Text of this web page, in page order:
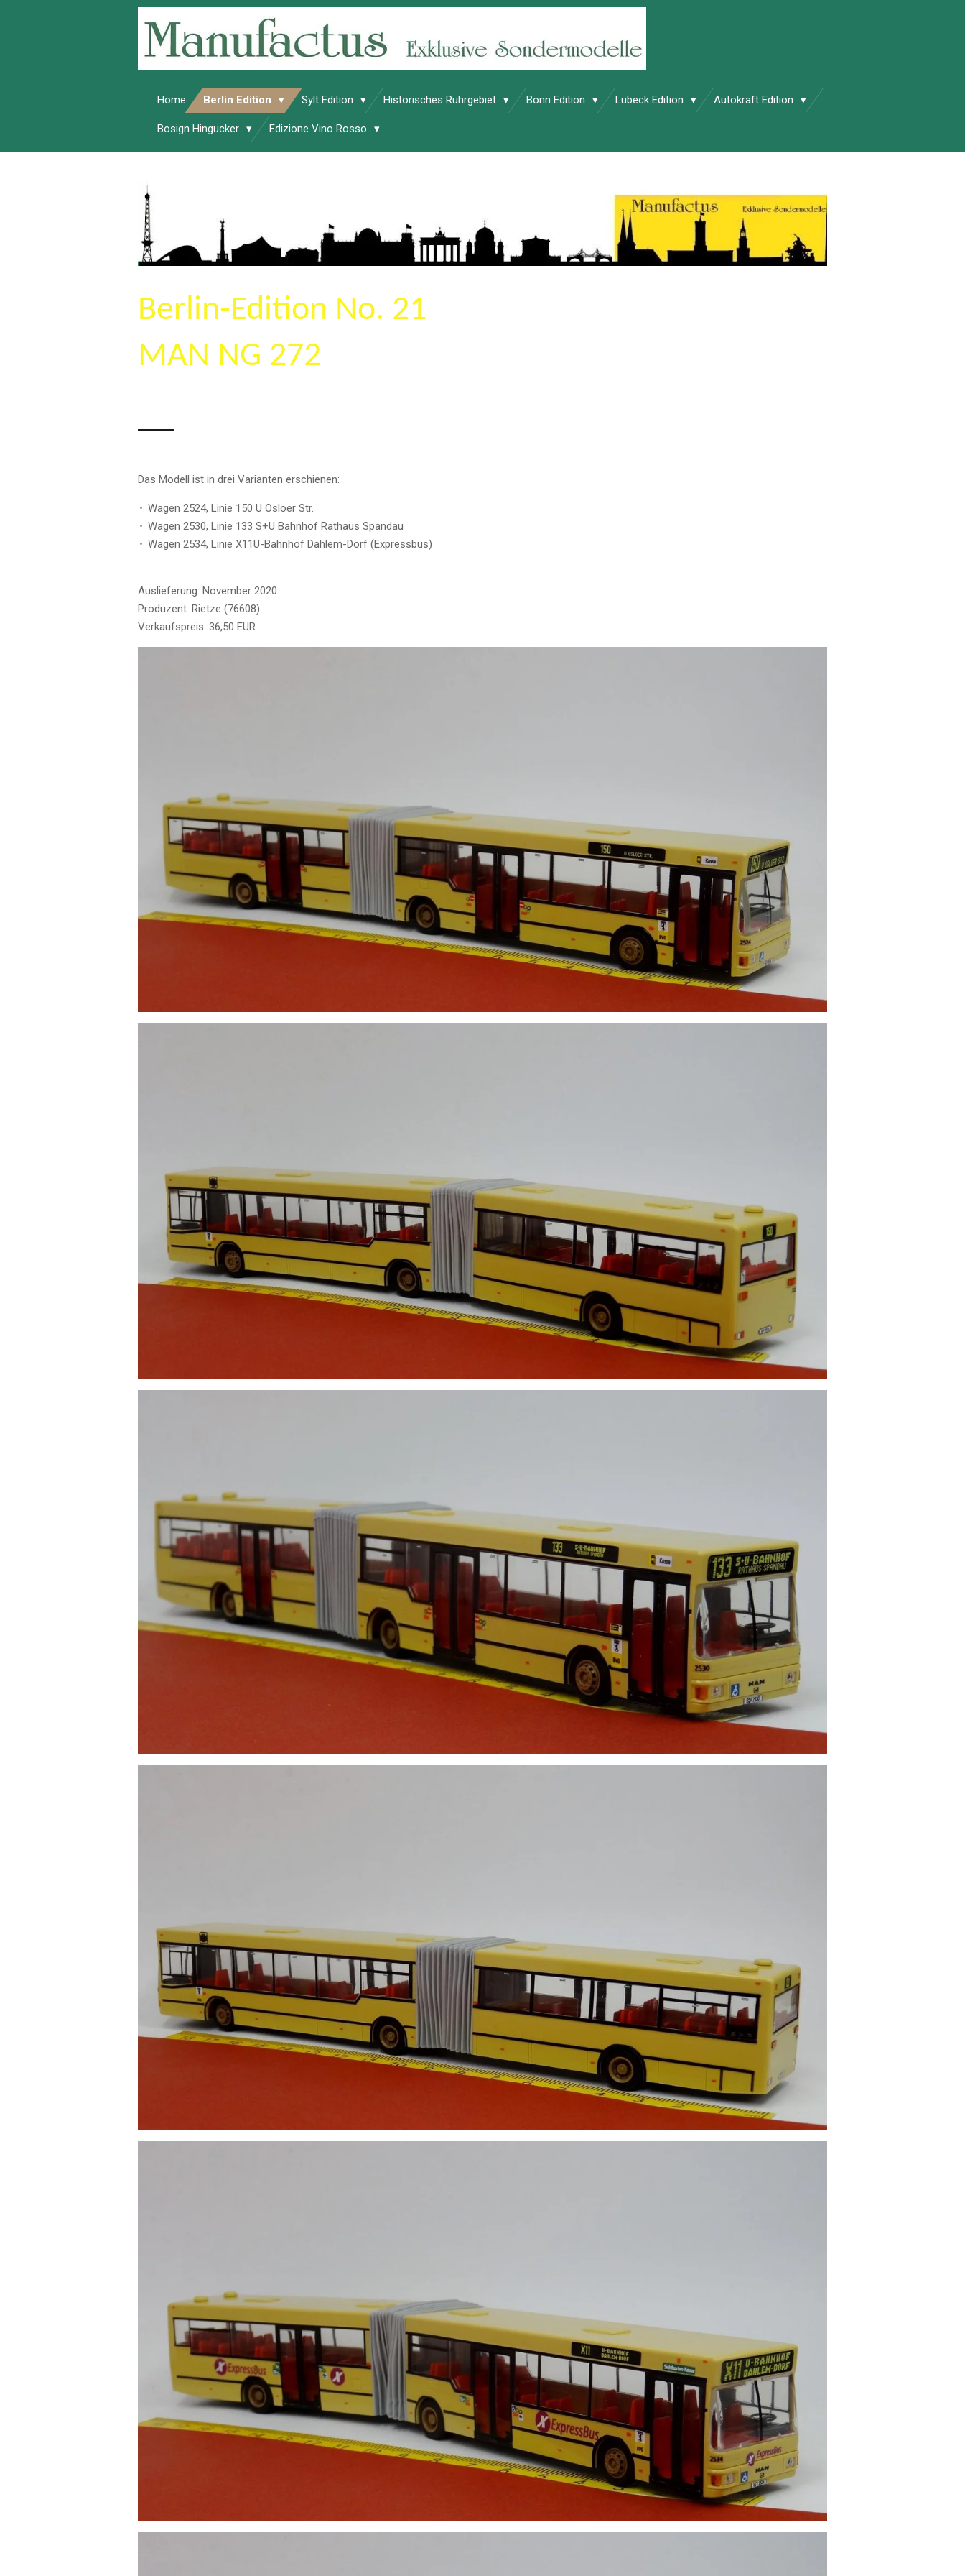
Home Berlin Edition Sylt Edition Historisches Ruhrgebiet Bonn Edition Lübeck Edition Autokraft Edition
Bosign Hingucker Edizione Vino Rosso
Berlin-Edition No. 21
MAN NG 272
Das Modell ist in drei Varianten erschienen:
Wagen 2524, Linie 150 U Osloer Str.
Wagen 2530, Linie 133 S+U Bahnhof Rathaus Spandau
Wagen 2534, Linie X11U-Bahnhof Dahlem-Dorf (Expressbus)
Auslieferung: November 2020
Produzent: Rietze (76608)
Verkaufspreis: 36,50 EUR